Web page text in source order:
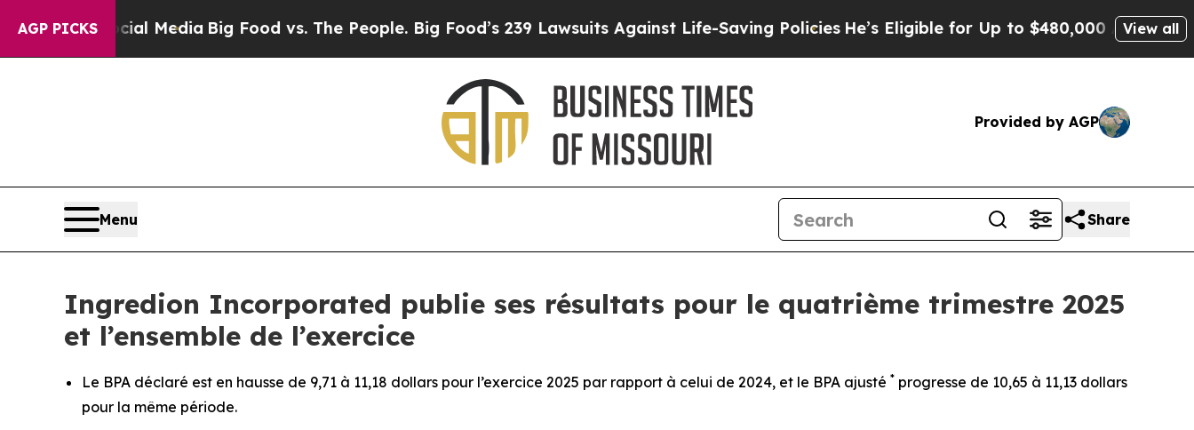
AGP PICKS
Media Big Food vs. The People. Big Food’s 239 Lawsuits Against Life-Saving PoliciesHe’s Eligible for Up to $480,000 After Being Wrongly
View all
Provided by AGP
Menu Share
Ingredion Incorporated publie ses résultats pour le quatrième trimestre 2025
et l’ensemble de l’exercice
Le BPA déclaré est en hausse de 9,71 à 11,18 dollars pour l’exercice 2025 par rapport à celui de 2024, et le BPA ajusté * progresse de 10,65 à 11,13 dollars
pour la même période.